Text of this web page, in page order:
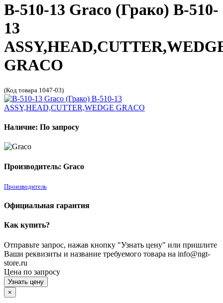
B-510-13 Graco (Грако) B-510-
13
GRACO
(Код товара 1047-03)
Наличие: По запросу
Производитель: Graco
Производитель
Официальная гарантия
Как купить?
Отправьте запрос, нажав кнопку "Узнать цену" или пришлите
Ваши реквизиты и название требуемого товара на info@ngt-
store.ru
Цена по запросу
Узнать цену
×